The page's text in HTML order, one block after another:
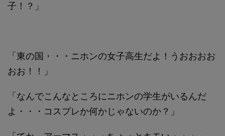
子！？」
「東の国・・・ニホンの女子高生だよ！うおおおお
おお！！」
「なんでこんなところにニホンの学生がいるんだ
よ・・・コスプレか何かじゃないのか？」